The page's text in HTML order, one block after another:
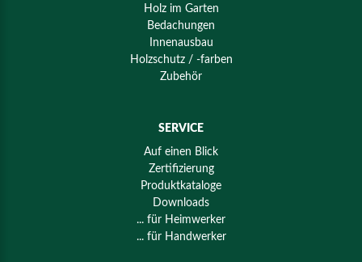
Holz im Garten
Bedachungen
Innenausbau
Holzschutz / -farben
Zubehör
SERVICE
Auf einen Blick
Zertifizierung
Produktkataloge
Downloads
... für Heimwerker
... für Handwerker